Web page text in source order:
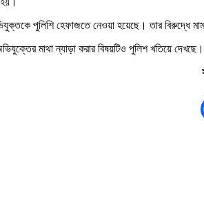
পুলিশি হেফাজতে নেওয়া হয়েছে। তার বিরুদ্ধে
মাথা ন্যাড়া করার বিষয়টিও পুলিশ খতিয়ে